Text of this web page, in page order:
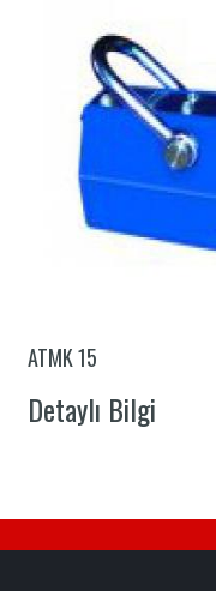
ATMK 15
Detaylı Bilgi